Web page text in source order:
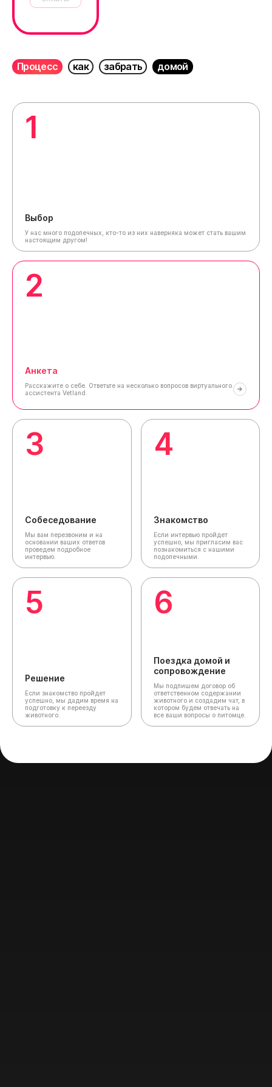
Процесс как забрать домой
1
Выбор
У нас много подопечных, кто-то из них наверняка может стать вашим
настоящим другом!
2
Анкета
Расскажите о себе. Ответьте на несколько вопросов виртуального
ассистента Vetland.
3
Собеседование
Мы вам перезвоним и на
основании ваших ответов
проведем подробное
интервью.
4
Знакомство
Если интервью пройдет
успешно, мы пригласим вас
познакомиться с нашими
подопечными.
5
Решение
Если знакомство пройдет
успешно, мы дадим время на
подготовку к переезду
животного.
6
Поездка домой и
сопровождение
Мы подпишем договор об
ответственном содержании
животного и создадим чат, в
котором будем отвечать на
все ваши вопросы о питомце.